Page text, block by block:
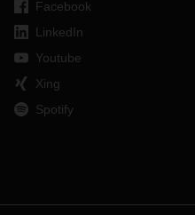
Facebook
LinkedIn
Youtube
Xing
Spotify